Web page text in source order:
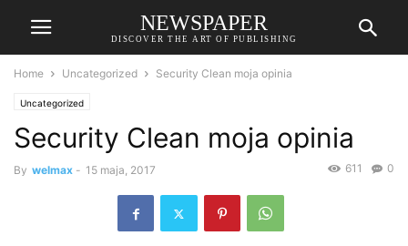
NEWSPAPER
DISCOVER THE ART OF PUBLISHING
Home Uncategorized Security Clean moja opinia
Uncategorized
Security Clean moja opinia
By welmax - 15 maja, 2017 0
611